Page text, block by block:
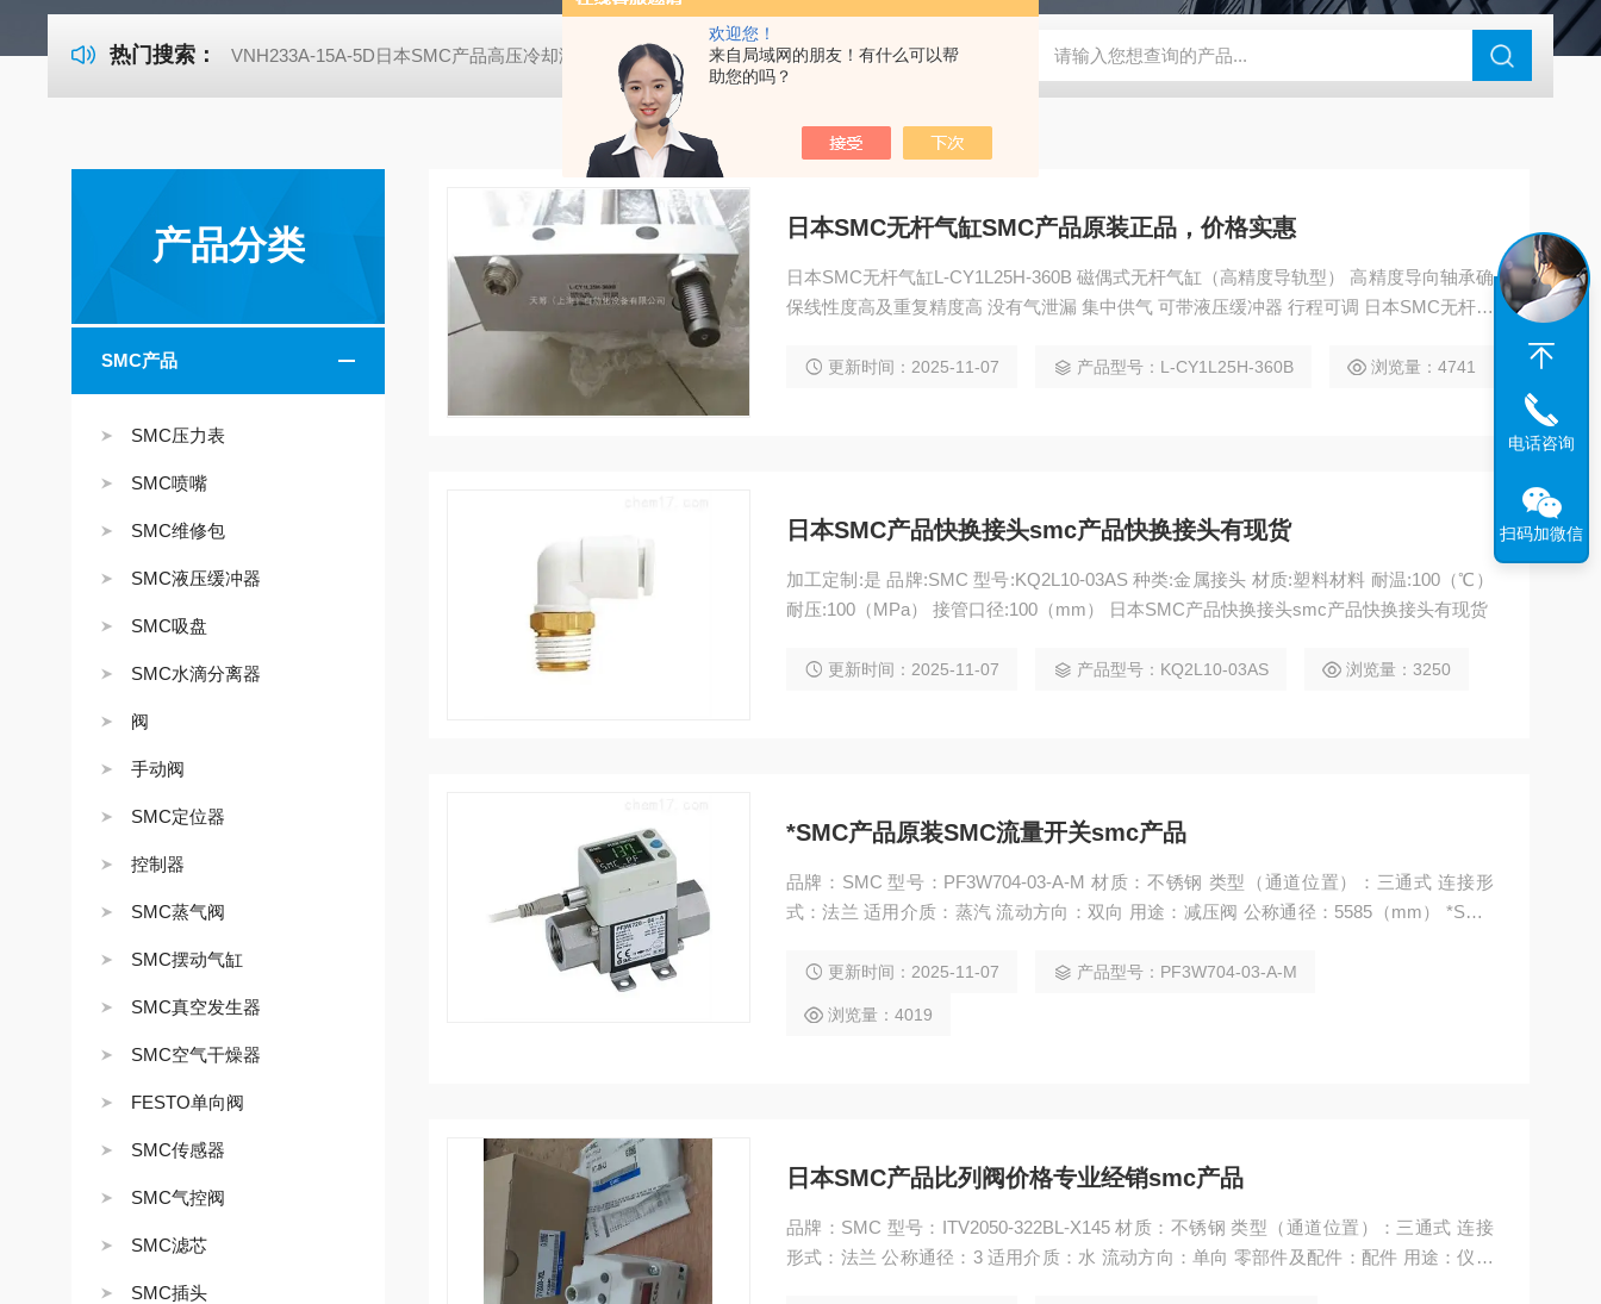
欢迎您！
来自局域网的朋友！有什么可以帮
助您的吗？
热门搜索： VNH233A-15A-5D日本SMC产品高压冷却液用阀 MVSD-180-4E1-AC220V代理金器Mindman电磁阀MVSD-180-4E1-AC220V 麦特沃克
产品分类
SMC产品
SMC压力表
SMC喷嘴
SMC维修包
SMC液压缓冲器
SMC吸盘
SMC水滴分离器
阀
手动阀
SMC定位器
控制器
SMC蒸气阀
SMC摆动气缸
SMC真空发生器
SMC空气干燥器
FESTO单向阀
SMC传感器
SMC气控阀
SMC滤芯
SMC插头
日本SMC无杆气缸SMC产品原装正品，价格实惠
日本SMC无杆气缸L-CY1L25H-360B 磁偶式无杆气缸（高精度导轨型） 高精度导向轴承确
保线性度高及重复精度高 没有气泄漏 集中供气 可带液压缓冲器 行程可调 日本SMC无杆气
更新时间：2025-11-07 产品型号：L-CY1L25H-360B 浏览量：4741
日本SMC产品快换接头smc产品快换接头有现货
加工定制:是 品牌:SMC 型号:KQ2L10-03AS 种类:金属接头 材质:塑料材料 耐温:100（℃）
耐压:100（MPa） 接管口径:100（mm） 日本SMC产品快换接头smc产品快换接头有现货
更新时间：2025-11-07 产品型号：KQ2L10-03AS 浏览量：3250
*SMC产品原装SMC流量开关smc产品
品牌：SMC 型号：PF3W704-03-A-M 材质：不锈钢 类型（通道位置）：三通式 连接形
式：法兰 适用介质：蒸汽 流动方向：双向 用途：减压阀 公称通径：5585（mm） *SMC
更新时间：2025-11-07 产品型号：PF3W704-03-A-M
浏览量：4019
日本SMC产品比列阀价格专业经销smc产品
品牌：SMC 型号：ITV2050-322BL-X145 材质：不锈钢 类型（通道位置）：三通式 连接
形式：法兰 公称通径：3 适用介质：水 流动方向：单向 零部件及配件：配件 用途：仪表
电话咨询
扫码加微信